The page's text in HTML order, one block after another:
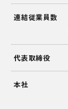
連結従業員数
代表取締役
本社